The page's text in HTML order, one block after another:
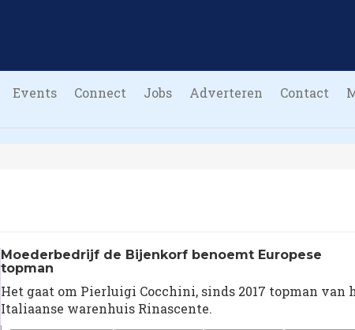
Events Connect Jobs Adverteren Contact
Moederbedrijf de Bijenkorf benoemt Europese
topman
Het gaat om Pierluigi Cocchini, sinds 2017 topman van
Italiaanse warenhuis Rinascente.